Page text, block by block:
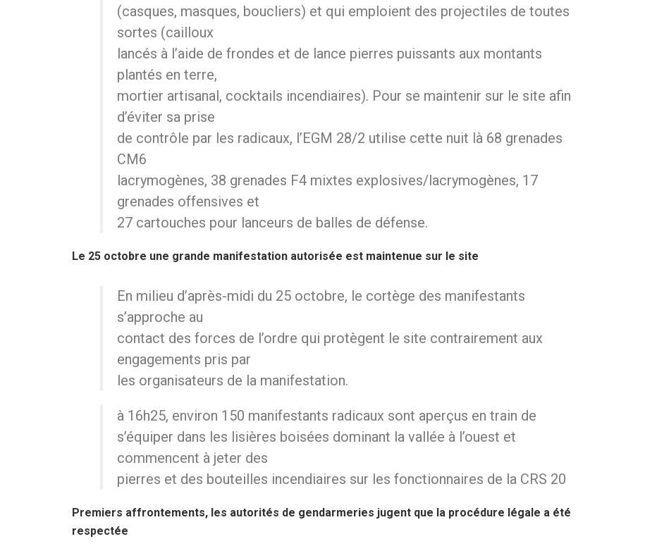
(casques, masques, boucliers) et qui emploient des projectiles de toutes
sortes (cailloux
lancés à l’aide de frondes et de lance pierres puissants aux montants
plantés en terre,
mortier artisanal, cocktails incendiaires). Pour se maintenir sur le site afin
d’éviter sa prise
de contrôle par les radicaux, l’EGM 28/2 utilise cette nuit là 68 grenades
CM6
lacrymogènes, 38 grenades F4 mixtes explosives/lacrymogènes, 17
grenades offensives et
27 cartouches pour lanceurs de balles de défense.
Le 25 octobre une grande manifestation autorisée est maintenue sur le site
En milieu d’après-midi du 25 octobre, le cortège des manifestants
s’approche au
contact des forces de l’ordre qui protègent le site contrairement aux
engagements pris par
les organisateurs de la manifestation.
à 16h25, environ 150 manifestants radicaux sont aperçus en train de
s’équiper dans les lisières boisées dominant la vallée à l’ouest et
commencent à jeter des
pierres et des bouteilles incendiaires sur les fonctionnaires de la CRS 20
Premiers affrontements, les autorités de gendarmeries jugent que la procédure légale a été
respectée